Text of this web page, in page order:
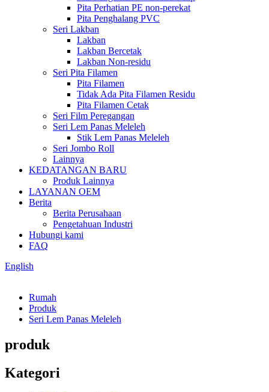
Pita Perhatian PE non-perekat
Pita Penghalang PVC
Seri Lakban
Lakban
Lakban Bercetak
Lakban Non-residu
Seri Pita Filamen
Pita Filamen
Tidak Ada Pita Filamen Residu
Pita Filamen Cetak
Seri Film Peregangan
Seri Lem Panas Meleleh
Stik Lem Panas Meleleh
Seri Jombo Roll
Lainnya
KEDATANGAN BARU
Produk Lainnya
LAYANAN OEM
Berita
Berita Perusahaan
Pengetahuan Industri
Hubungi kami
FAQ
English
Rumah
Produk
Seri Lem Panas Meleleh
produk
Kategori